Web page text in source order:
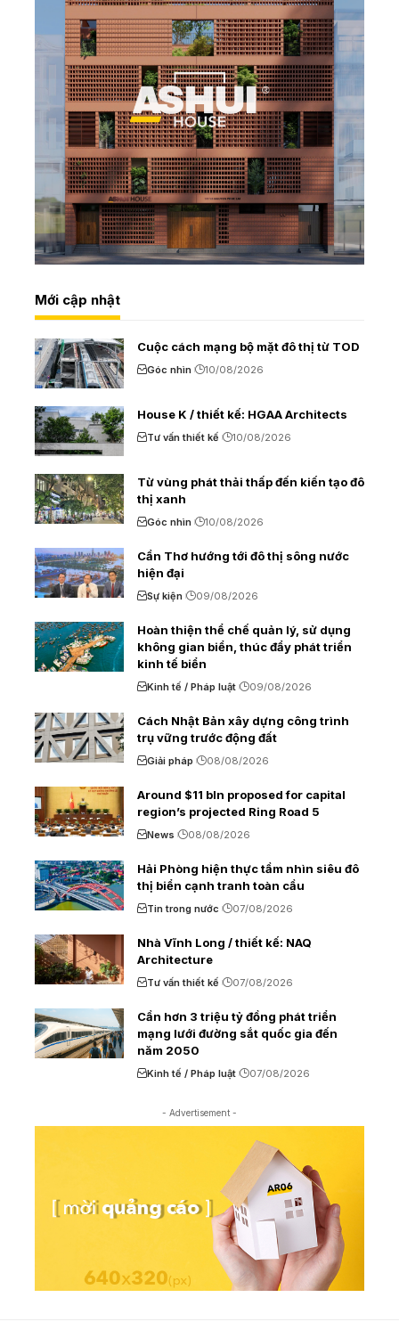
Mới cập nhật
Cuộc cách mạng bộ mặt đô thị từ TOD
Góc nhìn 10/08/2026
House K / thiết kế: HGAA Architects
Tư vấn thiết kế 10/08/2026
Từ vùng phát thải thấp đến kiến tạo đô
thị xanh
Góc nhìn 10/08/2026
Cần Thơ hướng tới đô thị sông nước
hiện đại
Sự kiện 09/08/2026
Hoàn thiện thể chế quản lý, sử dụng
không gian biển, thúc đẩy phát triển
kinh tế biển
Kinh tế / Pháp luật 09/08/2026
Cách Nhật Bản xây dựng công trình
trụ vững trước động đất
Giải pháp 08/08/2026
Around $11 bln proposed for capital
region’s projected Ring Road 5
News 08/08/2026
Hải Phòng hiện thực tầm nhìn siêu đô
thị biển cạnh tranh toàn cầu
Tin trong nước 07/08/2026
Nhà Vĩnh Long / thiết kế: NAQ
Architecture
Tư vấn thiết kế 07/08/2026
Cần hơn 3 triệu tỷ đồng phát triển
mạng lưới đường sắt quốc gia đến
năm 2050
Kinh tế / Pháp luật 07/08/2026
- Advertisement -